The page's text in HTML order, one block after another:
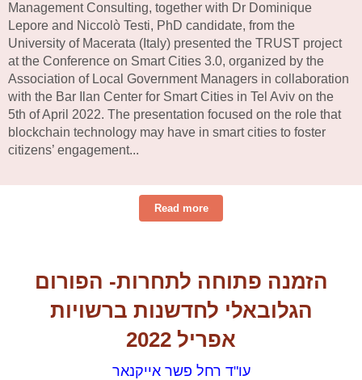
Management Consulting, together with Dr Dominique
Lepore and Niccolò Testi, PhD candidate, from the
University of Macerata (Italy) presented the TRUST project
at the Conference on Smart Cities 3.0, organized by the
Association of Local Government Managers in collaboration
with the Bar Ilan Center for Smart Cities in Tel Aviv on the
5th of April 2022. The presentation focused on the role that
blockchain technology may have in smart cities to foster
citizens’ engagement...
Read more
​הזמנה פתוחה לתחרות- הפורום
הגלובאלי לחדשנות ברשויות
אפריל 2022
​עו"ד רחל פשר אייקנאר